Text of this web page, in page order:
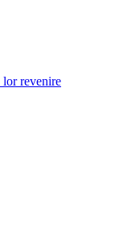
revenire